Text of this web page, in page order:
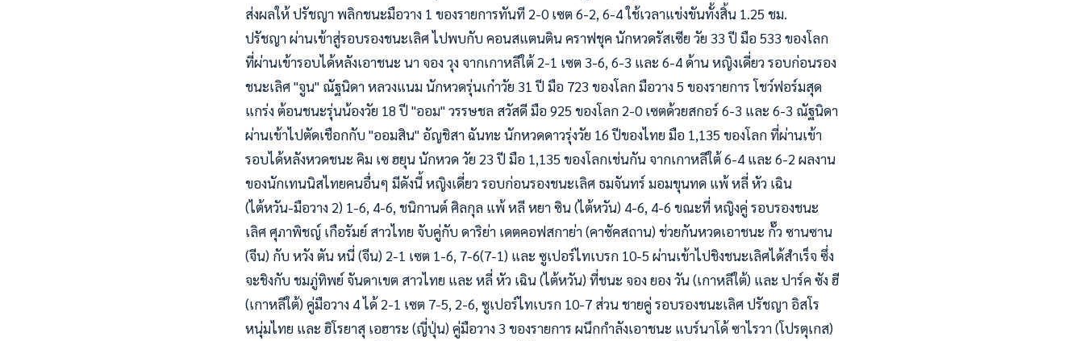
ส่งผลให้ ปรัชญา พลิกชนะมือวาง 1 ของรายการทันที 2-0 เซต 6-2, 6-4 ใช้เวลาแข่งขันทั้งสิ้น 1.25 ชม.
ปรัชญา ผ่านเข้าสู่รอบรองชนะเลิศ ไปพบกับ คอนสแตนติน คราฟชุค นักหวดรัสเซีย วัย 33 ปี มือ 533 ของโลก
ที่ผ่านเข้ารอบได้หลังเอาชนะ นา จอง วุง จากเกาหลีใต้ 2-1 เซต 3-6, 6-3 และ 6-4 ด้าน หญิงเดี่ยว รอบก่อนรอง
ชนะเลิศ "จูน" ณัฐนิดา หลวงแนม นักหวดรุ่นเก๋าวัย 31 ปี มือ 723 ของโลก มือวาง 5 ของรายการ โชว์ฟอร์มสุด
แกร่ง ต้อนชนะรุ่นน้องวัย 18 ปี "ออม" วรรษชล สวัสดี มือ 925 ของโลก 2-0 เซตด้วยสกอร์ 6-3 และ 6-3 ณัฐนิดา
ผ่านเข้าไปตัดเชือกกับ "ออมสิน" อัญชิสา ฉันทะ นักหวดดาวรุ่งวัย 16 ปีของไทย มือ 1,135 ของโลก ที่ผ่านเข้า
รอบได้หลังหวดชนะ คิม เซ ฮยุน นักหวด วัย 23 ปี มือ 1,135 ของโลกเช่นกัน จากเกาหลีใต้ 6-4 และ 6-2 ผลงาน
ของนักเทนนิสไทยคนอื่นๆ มีดังนี้ หญิงเดี่ยว รอบก่อนรองชนะเลิศ ธมจันทร์ มอมขุนทด แพ้ หลี่ หัว เฉิน
(ไต้หวัน-มือวาง 2) 1-6, 4-6, ชนิกานต์ ศิลกุล แพ้ หลี หยา ซิน (ไต้หวัน) 4-6, 4-6 ขณะที่ หญิงคู่ รอบรองชนะ
เลิศ ศุภาพิชญ์ เกือรัมย์ สาวไทย จับคู่กับ ดาริย่า เดตคอฟสกาย่า (คาซัคสถาน) ช่วยกันหวดเอาชนะ กั๊ว ซานซาน
(จีน) กับ หวัง ตัน หนี่ (จีน) 2-1 เซต 1-6, 7-6(7-1) และ ซูเปอร์ไทเบรก 10-5 ผ่านเข้าไปชิงชนะเลิศได้สำเร็จ ซึ่ง
จะชิงกับ ชมภู่ทิพย์ จันดาเขต สาวไทย และ หลี่ หัว เฉิน (ไต้หวัน) ที่ชนะ จอง ยอง วัน (เกาหลีใต้) และ ปาร์ค ซัง ฮี
(เกาหลีใต้) คู่มือวาง 4 ได้ 2-1 เซต 7-5, 2-6, ซูเปอร์ไทเบรก 10-7 ส่วน ชายคู่ รอบรองชนะเลิศ ปรัชญา อิสโร
หนุ่มไทย และ ฮิโรยาสุ เอฮาระ (ญี่ปุ่น) คู่มือวาง 3 ของรายการ ผนึกกำลังเอาชนะ แบร์นาโด้ ซาไรวา (โปรตุเกส)